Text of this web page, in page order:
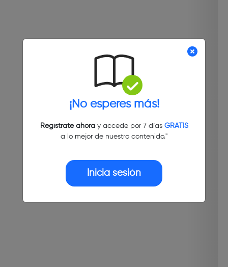
¡No esperes más!
Regístrate ahoray accede por 7 días GRATIS
a lo mejor de nuestro contenido."
Inicia sesión